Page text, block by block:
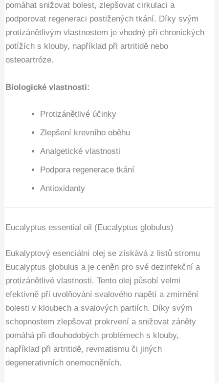
pomáhat snižovat bolest, zlepšovat cirkulaci a
podporovat regeneraci postižených tkání. Díky svým
protizánětlivým vlastnostem je vhodný při chronických
potížích s klouby, například při artritidě nebo
osteoartróze.
Biologické vlastnosti:
Protizánětlivé účinky
Zlepšení krevního oběhu
Analgetické vlastnosti
Podpora regenerace tkání
Antioxidanty
Eucalyptus essential oil (Eucalyptus globulus)
Eukalyptový esenciální olej se získává z listů stromu
Eucalyptus globulus a je ceněn pro své dezinfekční a
protizánětlivé vlastnosti. Tento olej působí velmi
efektivně při uvolňování svalového napětí a zmírnění
bolesti v kloubech a svalových partiích. Díky svým
schopnostem zlepšovat prokrvení a snižovat záněty
pomáhá při dlouhodobých problémech s klouby,
například při artritidě, revmatismu či jiných
degenerativních onemocněních.